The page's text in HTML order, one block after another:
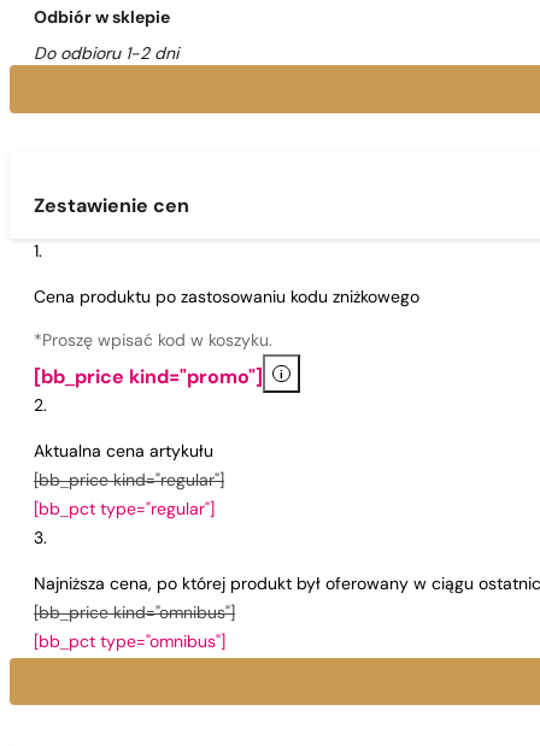
Odbiór w sklepie
Do odbioru 1-2 dni
Zestawienie cen
Cena produktu po zastosowaniu kodu zniżkowego
*Proszę wpisać kod w koszyku.
[bb_price kind="promo"] i
Aktualna cena artykułu
[bb_price kind="regular"]
[bb_pct type="regular"]
Najniższa cena, po której produkt był oferowany w ciągu
[bb_price kind="omnibus"]
[bb_pct type="omnibus"]